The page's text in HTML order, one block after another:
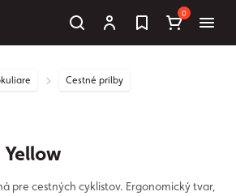
0
Cestné prilby
Yellow
pre cestných cyklistov. Ergonomický tvar,